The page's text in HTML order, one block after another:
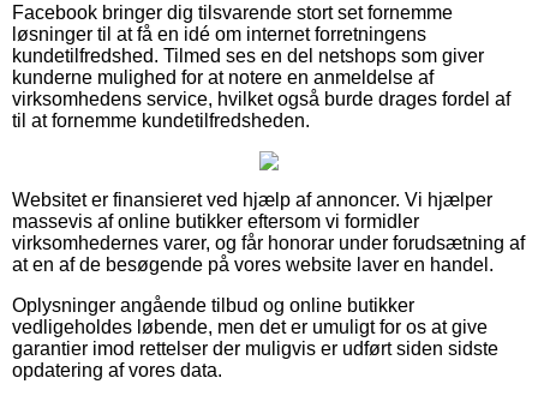
Facebook bringer dig tilsvarende stort set fornemme
løsninger til at få en idé om internet forretningens
kundetilfredshed. Tilmed ses en del netshops som giver
kunderne mulighed for at notere en anmeldelse af
virksomhedens service, hvilket også burde drages fordel af
til at fornemme kundetilfredsheden.
Websitet er finansieret ved hjælp af annoncer. Vi hjælper
massevis af online butikker eftersom vi formidler
virksomhedernes varer, og får honorar under forudsætning af
at en af de besøgende på vores website laver en handel.
Oplysninger angående tilbud og online butikker
vedligeholdes løbende, men det er umuligt for os at give
garantier imod rettelser der muligvis er udført siden sidste
opdatering af vores data.